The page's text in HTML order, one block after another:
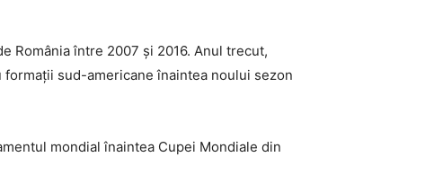
România între 2007 și 2016. Anul trecut,
formații sud-americane înaintea noului sezon
mondial înaintea Cupei Mondiale din